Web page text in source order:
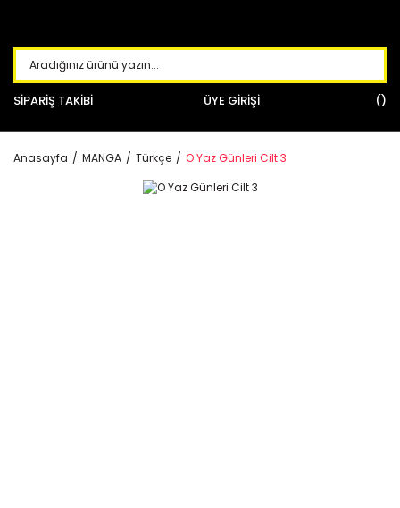
SİPARİŞ TAKİBİ ÜYE GİRİŞİ
Anasayfa MANGA Türkçe O Yaz Günleri Cilt 3